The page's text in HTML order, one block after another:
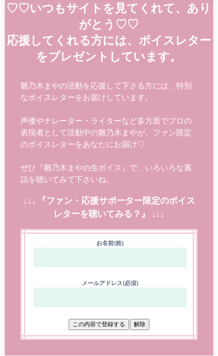
♡♡いつもサイトを見てくれて、あり
がとう♡♡
応援してくれる方には、ボイスレター
をプレゼントしています。
雛乃木まやの活動を応援して下さる方には、特別
なボイスレターをお届けしています。
声優やナレーター・ライターなど多方面でプロの
表現者として活動中の雛乃木まやが、ファン限定
のボイスレターをあなたにお届け♡
ぜひ『雛乃木まやの生ボイス』で、いろいろな裏
話を聴いてみて下さいね。
↓↓↓ 『ファン・応援サポーター限定のボイス
レターを聴いてみる？』 ↓↓↓
お名前(姓)
メールアドレス(必須)